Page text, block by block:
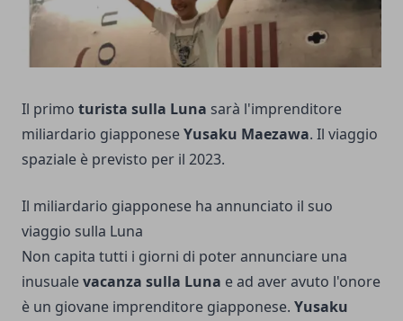
Il primo turista sulla Luna sarà l'imprenditore
miliardario giapponeseYusaku Maezawa. Il viaggio
spaziale è previsto per il 2023.
Il miliardario giapponese ha annunciato il suo
viaggio sulla Luna
Non capita tutti i giorni di poter annunciare una
inusualevacanza sulla Luna e ad aver avuto l'onore
è un giovane imprenditore giapponese. Yusaku